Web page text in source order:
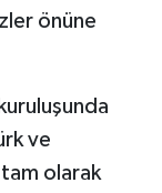
önüne
ve
olarak